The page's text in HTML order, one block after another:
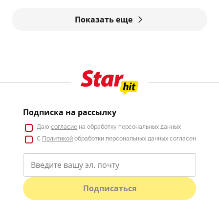
Показать еще
Подписка на рассылку
Даю согласие на обработку персональных данных
С Политикой обработки персональных данных согласен
Подписаться